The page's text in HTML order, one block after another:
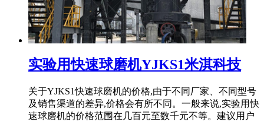
实验用快速球磨机YJKS1米淇科技
关于YJKS1快速球磨机的价格,由于不同厂家、不同型号
及销售渠道的差异,价格会有所不同。一般来说,实验用快
速球磨机的价格范围在几百元至数千元不等。建议用户